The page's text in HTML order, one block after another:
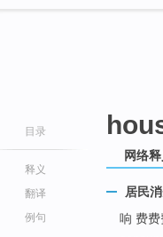
目录
释义
翻译
例句
网络释
居民
响 费费